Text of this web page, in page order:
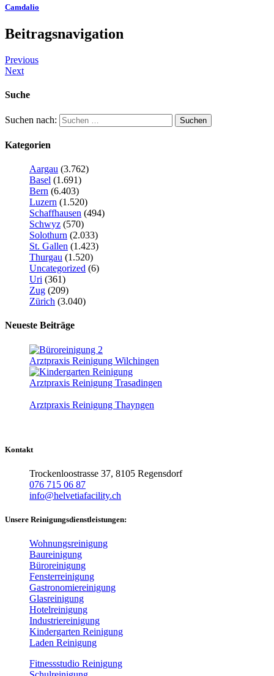
Camdalio
Beitragsnavigation
Previous
Next
Suche
Suchen nach:
Kategorien
Aargau (3.762)
Basel (1.691)
Bern (6.403)
Luzern (1.520)
Schaffhausen (494)
Schwyz (570)
Solothurn (2.033)
St. Gallen (1.423)
Thurgau (1.520)
Uncategorized (6)
Uri (361)
Zug (209)
Zürich (3.040)
Neueste Beiträge
Arztpraxis Reinigung Wilchingen
Arztpraxis Reinigung Trasadingen
Arztpraxis Reinigung Thayngen
Kontakt
Trockenloostrasse 37, 8105 Regensdorf
076 715 06 87
info@helvetiafacility.ch
Unsere Reinigungsdienstleistungen:
Wohnungsreinigung
Baureinigung
Büroreinigung
Fensterreinigung
Gastronomiereinigung
Glasreinigung
Hotelreinigung
Industriereinigung
Kindergarten Reinigung
Laden Reinigung
Fitnessstudio Reinigung